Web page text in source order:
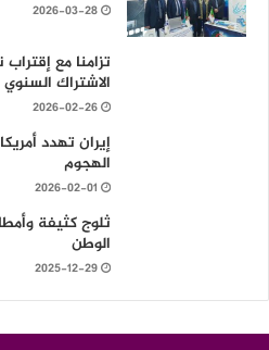
2026-03-28
تزامنا مع
الاشتراك السنوي
2026-02-26
إيران تهدد
الهجوم
2026-02-01
ثلوج كثيفة
الوطن
2025-12-29